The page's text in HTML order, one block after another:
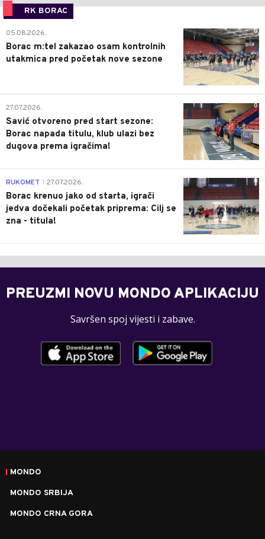
RK BORAC
0
05.08.2026.
Borac m:tel zakazao osam kontrolnih
utakmica pred početak nove sezone
0
27.07.2026.
Savić otvoreno pred start sezone:
Borac napada titulu, klub ulazi bez
dugova prema igračima!
0
RUKOMET 27.07.2026.
Borac krenuo jako od starta, igrači
jedva dočekali početak priprema: Cilj se
zna - titula!
PREUZMI NOVU MONDO APLIKACIJU
Savršen spoj vijesti i zabave.
MONDO
MONDO SRBIJA
MONDO CRNA GORA